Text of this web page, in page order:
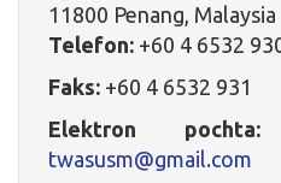
11800 Penang, Malaysia
Telefon: +60 4 6532
Faks: +60 4 6532 931
Elektron pochta:
twasusm@gmail.com